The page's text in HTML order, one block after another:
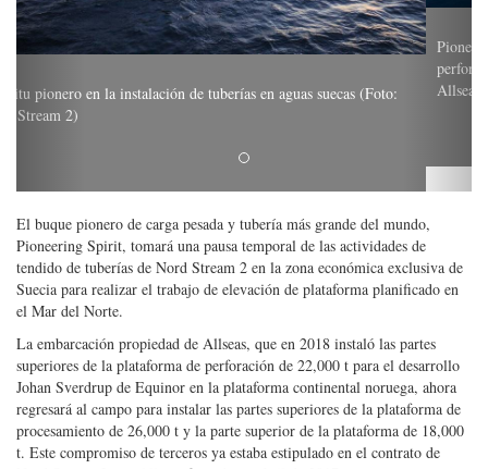
Pioneering Spirit transporta las partes superiores de la plataforma de
Allseas)
El buque pionero de carga pesada y tubería más grande del mundo,
Pioneering Spirit, tomará una pausa temporal de las actividades de
tendido de tuberías de Nord Stream 2 en la zona económica exclusiva de
Suecia para realizar el trabajo de elevación de plataforma planificado en
el Mar del Norte.
La embarcación propiedad de Allseas, que en 2018 instaló las partes
superiores de la plataforma de perforación de 22,000 t para el desarrollo
Johan Sverdrup de Equinor en la plataforma continental noruega, ahora
regresará al campo para instalar las partes superiores de la plataforma de
procesamiento de 26,000 t y la parte superior de la plataforma de 18,000
t. Este compromiso de terceros ya estaba estipulado en el contrato de
Nord Stream 2 con Allseas firmado en abril de 2017.